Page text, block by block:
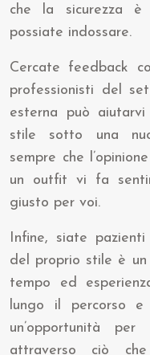
che la sicurezza è
possiate indossare.
Cercate feedback
professionisti del
esterna può
stile sotto una
sempre che
un outfit vi fa
giusto per voi.
Infine, siate
del proprio stile è un
tempo ed
lungo il percorso
un’opportunità
attraverso ciò